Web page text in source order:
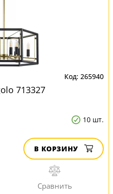
265940
713327
10 шт.
В КОРЗИНУ